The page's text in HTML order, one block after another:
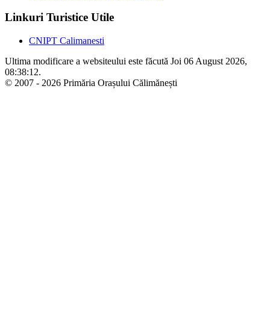
Linkuri Turistice Utile
CNIPT Calimanesti
Ultima modificare a websiteului este făcută Joi 06 August 2026,
08:38:12.
© 2007 - 2026 Primăria Orașului Călimănești